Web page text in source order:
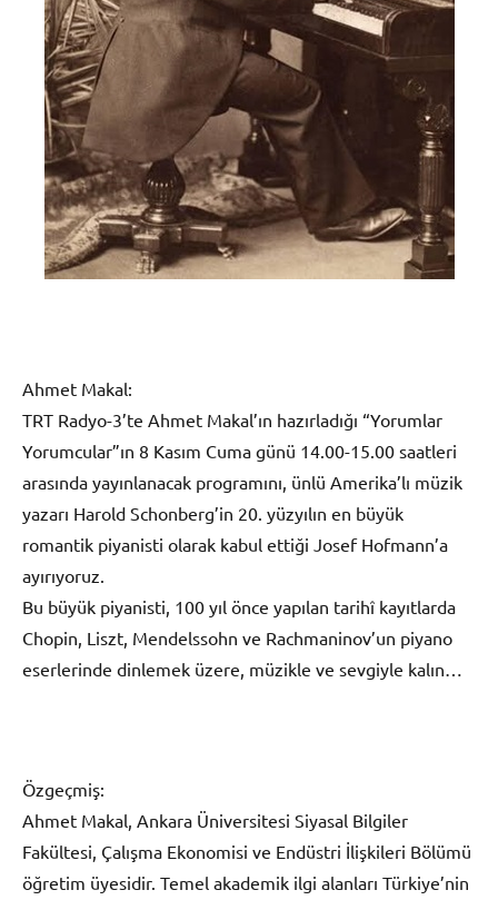
Ahmet Makal:
TRT Radyo-3’te Ahmet Makal’ın hazırladığı “Yorumlar
Yorumcular”ın 8 Kasım Cuma günü 14.00-15.00 saatleri
arasında yayınlanacak programını, ünlü Amerika’lı müzik
yazarı Harold Schonberg’in 20. yüzyılın en büyük
romantik piyanisti olarak kabul ettiği Josef Hofmann’a
ayırıyoruz.
Bu büyük piyanisti, 100 yıl önce yapılan tarihî kayıtlarda
Chopin, Liszt, Mendelssohn ve Rachmaninov’un piyano
eserlerinde dinlemek üzere, müzikle ve sevgiyle kalın…
Özgeçmiş:
Ahmet Makal, Ankara Üniversitesi Siyasal Bilgiler
Fakültesi, Çalışma Ekonomisi ve Endüstri İlişkileri Bölümü
öğretim üyesidir. Temel akademik ilgi alanları Türkiye’nin